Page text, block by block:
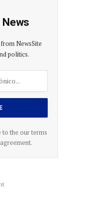
NewsSite
politics.
to the our terms